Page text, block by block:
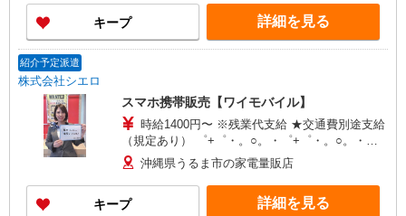
い・週払い可能（規程有）★ ゜・。○。・゜
+゜・。○。・゜+゜
キープ 詳細を見る
紹介予定派遣
株式会社シエロ
スマホ携帯販売【ワイモバイル】
時給1400円〜 ※残業代支給 ★交通費別途支給
（規定あり） ゜+゜・。○。・゜+゜・。○。・゜
+゜ 入社祝い金10万円支給(規定有) お友達を紹介
頂くと, インセンティブ支給(規定有) ★月2回払
い・週払い可能（規程有）★ ゜・。○。・゜
+゜・。○。・゜+゜
沖縄県うるま市の家電量販店
キープ 詳細を見る